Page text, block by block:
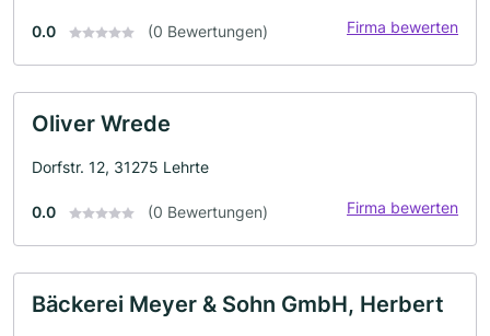
0.0 (0 Bewertungen) Firma bewerten
Oliver Wrede
Dorfstr. 12, 31275 Lehrte
0.0 (0 Bewertungen) Firma bewerten
Bäckerei Meyer & Sohn GmbH, Herbert